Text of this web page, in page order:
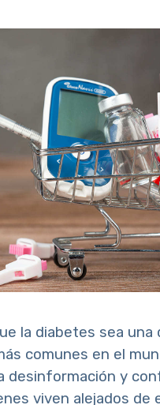
la diabetes sea una
comunes en el
desinformación y
viven alejados de